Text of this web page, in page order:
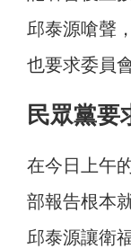
邱泰源嗆聲
也要求委員
民眾黨要
在今日上午
部報告根本
邱泰源讓衛